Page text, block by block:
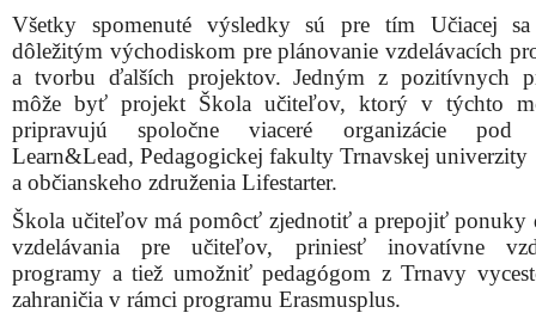
Všetky spomenuté výsledky sú pre tím Učiacej
dôležitým východiskom pre plánovanie vzdelávacích
a tvorbu ďalších projektov. Jedným z pozitívnych
môže byť projekt Škola učiteľov, ktorý v týchto
pripravujú spoločne viaceré organizácie pod
Learn&Lead, Pedagogickej fakulty Trnavskej univerzity
a občianskeho združenia Lifestarter.
Škola učiteľov má pomôcť zjednotiť a prepojiť ponuky
vzdelávania pre učiteľov, priniesť inovatívne
programy a tiež umožniť pedagógom z Trnavy
zahraničia v rámci programu Erasmusplus.